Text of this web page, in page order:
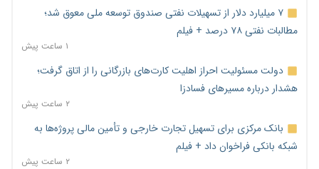
۷ میلیارد دلار از تسهیلات نفتی صندوق توسعه ملی معوق شد؛
مطالبات نفتی ۷۸ درصد + فیلم
۱ ساعت پیش
دولت مسئولیت احراز اهلیت کارت‌های بازرگانی را از اتاق گرفت؛
هشدار درباره مسیرهای فسادزا
۲ ساعت پیش
بانک مرکزی برای تسهیل تجارت خارجی و تأمین مالی پروژه‌ها به
شبکه بانکی فراخوان داد + فیلم
۲ ساعت پیش